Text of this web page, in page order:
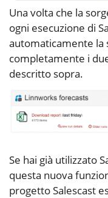
Una volta che la
ogni esecuzione di
automaticamente la
completamente i
descritto sopra.
Se hai già utilizzato
questa nuova
progetto Salescast